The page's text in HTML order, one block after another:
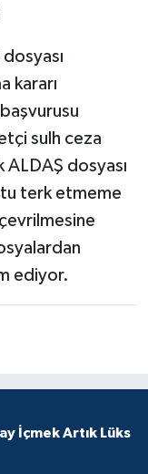
kararı
sulh ceza
ALDAŞ dosyası
terk etmeme
ediyor.
İçmek Artık Lüks